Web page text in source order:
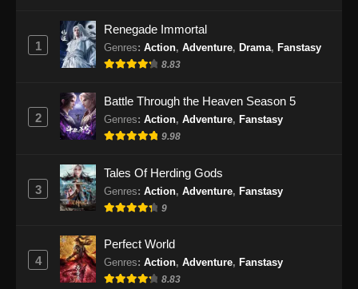
1
Renegade Immortal
Genres: Action, Adventure, Drama, Fanstasy
8.83
2
Battle Through the Heaven Season 5
Genres: Action, Adventure, Fanstasy
9.98
3
Tales Of Herding Gods
Genres: Action, Adventure, Fanstasy
9
4
Perfect World
Genres: Action, Adventure, Fanstasy
8.83